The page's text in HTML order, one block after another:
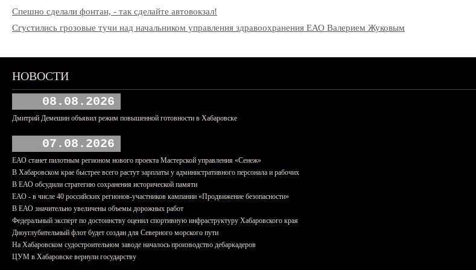
Спешно сделали фонтан, - так сделайте автовокзал!
Сгустились грозовые тучи над начальником управления здравоохранения ЕАО Валерием Жуковым
НОВОСТИ
08.08.2026
Дмитрий Демешин объявил режим повышенной готовности в Хабаровске
07.08.2026
ЕАО станет пилотным регионом нового проекта Мастерской управления «Сенеж»
В Хабаровском крае быстрее всего растут зарплаты у административного персонала и рабочих
В ЕАО обсудили стратегию сохранения исторической памяти
ЕАО - в числе 40 российских регионов-участников кампании «Продвижение безопасности»
В ЕАО значительно увеличены объемы дорожных работ
Федеральный эксперт по достоинству оценил спортивную инфраструктуру Хабаровского края
Дноуглубительный флот будет создан для Северного морского пути
На Хабаровском судостроительном заводе началось производство дебаркадеров
ЦУМ в Хабаровске вернули государству